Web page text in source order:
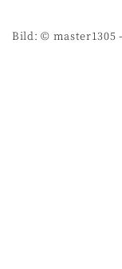
Bild: © master1305